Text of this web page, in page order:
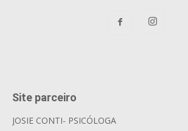
Site parceiro
JOSIE CONTI- PSICÓLOGA